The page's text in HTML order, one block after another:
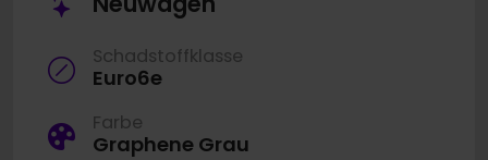
Schadstoffklasse
Euro6e
Farbe
Graphene Grau